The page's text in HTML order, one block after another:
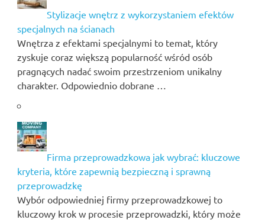
Stylizacje wnętrz z wykorzystaniem efektów
specjalnych na ścianach
Wnętrza z efektami specjalnymi to temat, który
zyskuje coraz większą popularność wśród osób
pragnących nadać swoim przestrzeniom unikalny
charakter. Odpowiednio dobrane …
Firma przeprowadzkowa jak wybrać: kluczowe
kryteria, które zapewnią bezpieczną i sprawną
przeprowadzkę
Wybór odpowiedniej firmy przeprowadzkowej to
kluczowy krok w procesie przeprowadzki, który może